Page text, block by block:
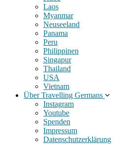
Laos
Myanmar
Neuseeland
Panama
Peru
Philippinen
Singapur
Thailand
USA
Vietnam
Über Travelling Germans
Instagram
Youtube
Spenden
Impressum
Datenschutzerklärung